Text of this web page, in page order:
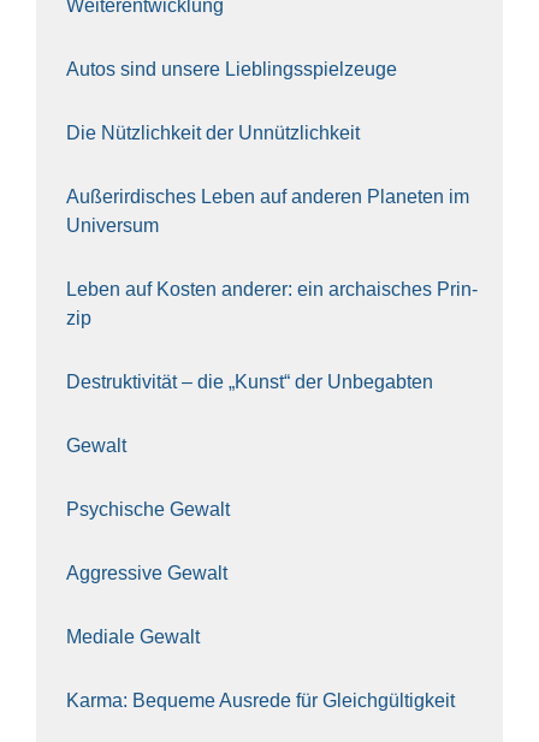
Wei­ter­ent­wick­lung
Autos sind unse­re Lieb­lings­spiel­zeu­ge
Die Nütz­lich­keit der Unnütz­lich­keit
Außer­ir­di­sches Leben auf ande­ren Pla­ne­ten im
Uni­ver­sum
Leben auf Kos­ten ande­rer: ein archai­sches Prin­
zip
Destruk­ti­vi­tät – die „Kunst“ der Unbe­gab­ten
Gewalt
Psy­chi­sche Gewalt
Aggres­si­ve Gewalt
Media­le Gewalt
Kar­ma: Beque­me Aus­re­de für Gleich­gül­tig­keit